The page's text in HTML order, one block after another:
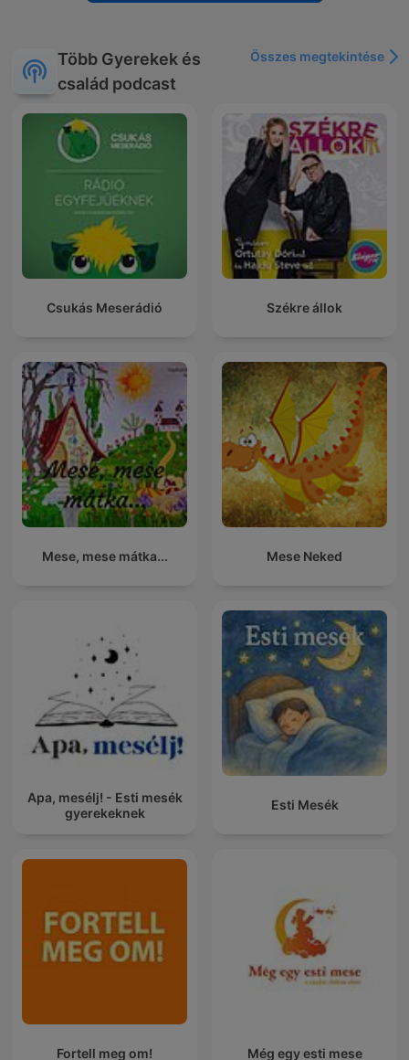
Több Gyerekek és
család podcast
Összes megtekintése
Csukás Meserádió Székre állok
Mese, mese mátka... Mese Neked
Apa, mesélj! - Esti mesék
gyerekeknek
Esti Mesék
Fortell meg om! Még egy esti mese